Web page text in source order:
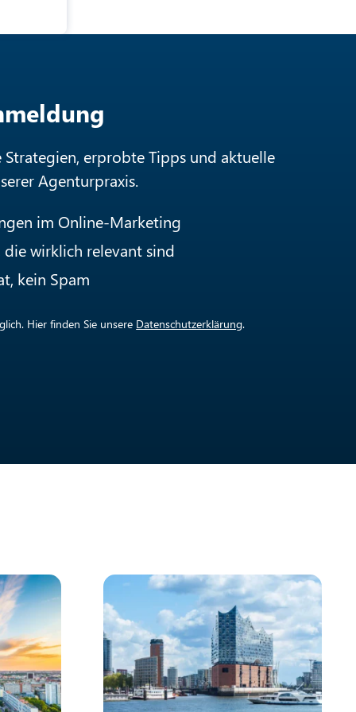
Strategien, erprobte Tipps und aktuelle
Agenturpraxis.
im Online-Marketing
die wirklich relevant sind
kein Spam
Hier finden Sie unsere Datenschutzerklärung.